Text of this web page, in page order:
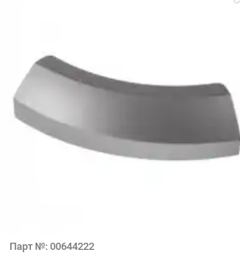
Парт №: 00644222